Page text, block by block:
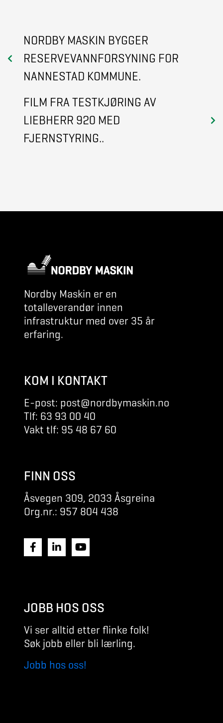
NORDBY MASKIN BYGGER
RESERVEVANNFORSYNING FOR
NANNESTAD KOMMUNE.
FILM FRA TESTKJØRING AV
LIEBHERR 920 MED
FJERNSTYRING..
Nordby Maskin er en
totalleverandør innen
infrastruktur med over 35 år
erfaring.
KOM I KONTAKT
E-post: post@nordbymaskin.no
Tlf: 63 93 00 40
Vakt tlf: 95 48 67 60
FINN OSS
Åsvegen 309, 2033 Åsgreina
Org.nr.: 957 804 438
JOBB HOS OSS
Vi ser alltid etter flinke folk!
Søk jobb eller bli lærling.
Jobb hos oss!